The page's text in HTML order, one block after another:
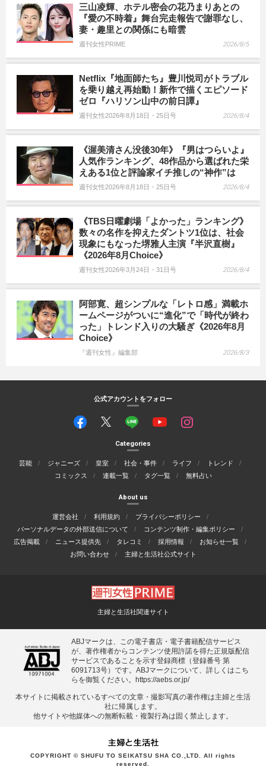
三山凌輝、ホテル密会の花乃まりあとの
『愛の不時着』舞台完走報告で謝罪なし、
妻・趣里との関係にも暗雲
週刊女性PRIME 2026/8/5
Netflix『地面師たち』豊川悦司がトラブル
を乗り越え再始動！新作で描くエピソード
ゼロ『ハリソン山中の前日譚』
週刊女性2026年8月18日・25日号 2026/8/4
《渥美清さん没後30年》『男はつらいよ』
人気作ランキング、48作品から選ばれた栄
えある1位と評論家イチ推しの“神作”は
週刊女性2026年8月18日・25日号 2026/8/4
《TBS日曜劇場「よかった」ランキング》
数々の名作を抑えたダントツ1位は、社会
現象にもなった堺雅人主演『半沢直樹』
《2026年8月Choice》
週刊女性2026年3月24日・31日号 2026/8/4
阿部寛、超シンプルな「レトロ感」満載ホ
ームページがついに“進化”で「時代が終わ
った」トレンド入りの大騒ぎ《2026年8月
Choice》
『週刊女性』編集部 2026/8/3
公式アカウントをフォロー
Categories
芸能 ジャニーズ 皇室 社会・事件 ライフ
トレンド
コミックス
連載一覧 タグ一覧 無料占い
About us
運営会社 利用規約
プライバシーポリシー
パーソナルデータの外部送信について
コンテンツ制作・編集ポリシー
広告掲載
ニュース提供先 タレコミ 採用情報
お知らせ一覧
お問い合わせ
主婦と生活社公式サイト
主婦と生活社関連サイト
ABJマークは、この電子書店・電子書籍配信サービス
が、著作権者からコンテンツ使用許諾を得た正規版配信
サービスであることを示す登録商標（登録番号 第
6091713号）です。ABJマークについて、詳しくはこち
らを御覧ください。
https://aebs.or.jp/
本サイトに掲載されているすべての⽂章・撮影写真の著作権は主婦と⽣活
社に帰属します。
他サイトや他媒体への無断転載・複製⾏為は固く禁⽌します。
COPYRIGHT © SHUFU TO SEIKATSU SHA CO.,LTD. All rights
reserved.